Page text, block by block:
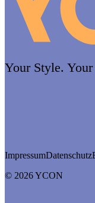
Your Style.
ImpressumDatenschutz
© 2026 YCON